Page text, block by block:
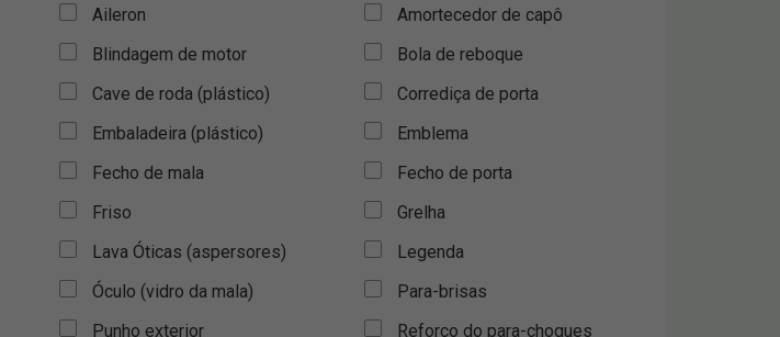
Aileron
Amortecedor de capô
Blindagem de motor
Bola de reboque
Cave de roda (plástico)
Corrediça de porta
Embaladeira (plástico)
Emblema
Fecho de mala
Fecho de porta
Friso
Grelha
Lava Óticas (aspersores)
Legenda
Óculo (vidro da mala)
Para-brisas
Punho exterior
Reforço do para-choques